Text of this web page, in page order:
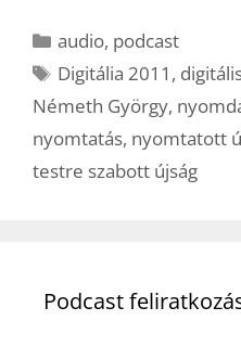
Kategória
audio, podcast
Címkék
Digitália 2011 ,
Németh György,
nyomtatás, nyomtatott
testre szabott újság
Podcast